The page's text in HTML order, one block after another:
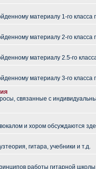
материалу 1-го класса
материалу 2-го класса
материалу 2.5-го
материалу 3-го класса
связанные с
и хором обсуждаются
гитара, учебники и т.д.
работы гитарной